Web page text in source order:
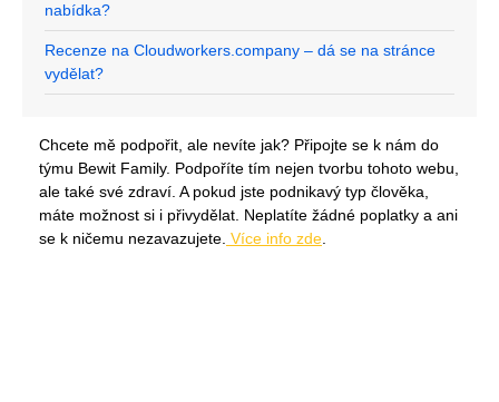
nabídka?
Recenze na Cloudworkers.company – dá se na stránce
vydělat?
Chcete mě podpořit, ale nevíte jak? Připojte se k nám do
týmu Bewit Family. Podpoříte tím nejen tvorbu tohoto webu,
ale také své zdraví. A pokud jste podnikavý typ člověka,
máte možnost si i přivydělat. Neplatíte žádné poplatky a ani
se k ničemu nezavazujete. Více info zde